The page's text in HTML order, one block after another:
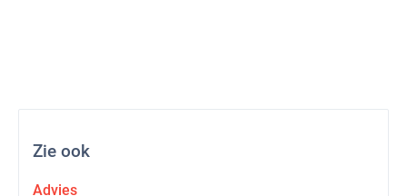
Zie ook
Advies